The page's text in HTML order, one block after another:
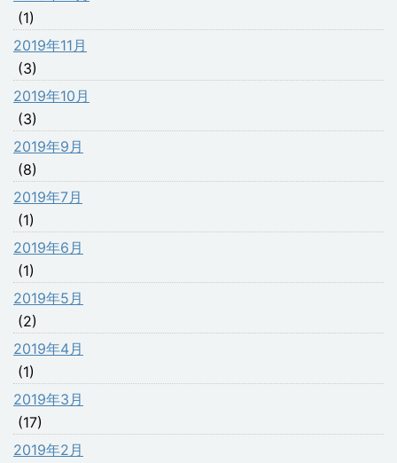
(1)
2019年11月
(3)
2019年10月
(3)
2019年9月
(8)
2019年7月
(1)
2019年6月
(1)
2019年5月
(2)
2019年4月
(1)
2019年3月
(17)
2019年2月